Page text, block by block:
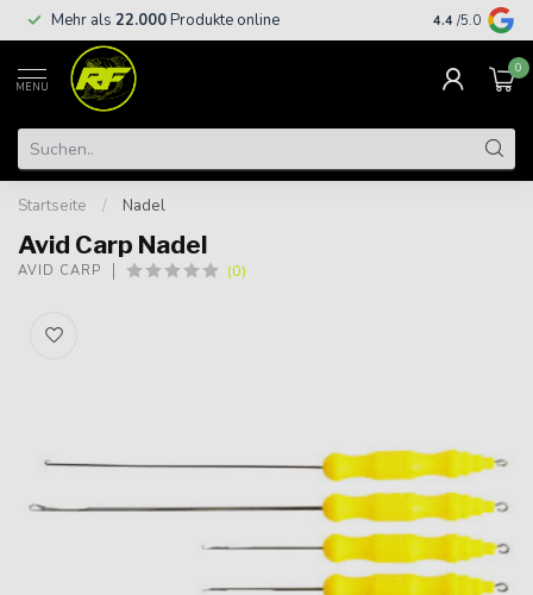
Mehr als 22.000Produkte online Kostenloser
€
4.4 /5.0
MENU
0
Startseite / Nadel
Avid Carp Nadel
AVID CARP (0)